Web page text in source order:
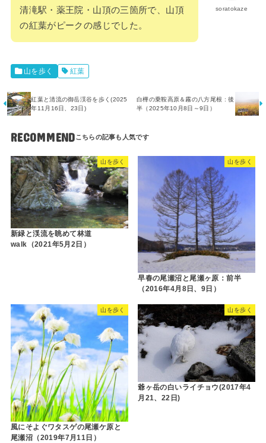
soratokaze
清滝駅・薬王院・山頂の三箇所で、山頂
の紅葉がピークの感じでした。
山を歩く 紅葉
紅葉と清流の御岳渓谷を歩く(2025
年11月16日、23日)
白樺の乗鞍高原＆霧の八方尾根 : 後
半（2025年10月8日～9日）
RECOMMEND
山を歩く
新緑と渓流を眺めて林道
walk（2021年5月2日）
山を歩く
早春の尾瀬沼と尾瀬ヶ原：前半
（2016年4月8日、9日）
山を歩く
風にそよぐワタスゲの尾瀬ケ原と
尾瀬沼（2019年7月11日）
山を歩く
爺ヶ岳の白いライチョウ(2017年4
月21、22日)